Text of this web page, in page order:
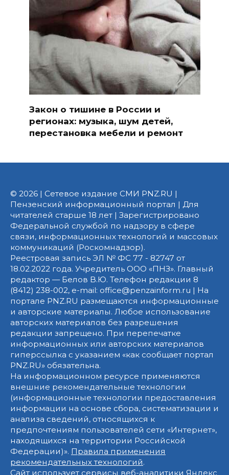
Закон о тишине в России и
регионах: музыка, шум детей,
перестановка мебели и ремонт
© 2026 | Сетевое издание СМИ PNZ.RU |
Пензенский информационный портал | Для
читателей старше 18 лет | Зарегистрировано
Федеральной службой по надзору в сфере
связи, информационных технологий и массовых
коммуникаций (Роскомнадзор).
Реестровая запись ЭЛ № ФС 77 - 82747 от
18.02.2022 года. Учредитель ООО «ПНЗ». Главный
редактор — Белов В.Ю. Телефон редакции 8
(8412) 238-002, e-mail: office@penzainform.ru | На
портале PNZ.RU размещаются информационные
и авторские материалы. Любое использование
авторских материалов без разрешения
редакции запрещено. При перепечатке
информационных или авторских материалов
гиперссылка с указанием «как сообщает портал
PNZ.RU» обязательна.
На информационном ресурсе применяются
внешние рекомендательные технологии
(информационные технологии предоставления
информации на основе сбора, систематизации и
анализа сведений, относящихся к
предпочтениям пользователей сети «Интернет»,
находящихся на территории Российской
Федерации)». Правила применения
рекомендательных технологий.
Сайт использует сервисы веб-аналитики Яндекс